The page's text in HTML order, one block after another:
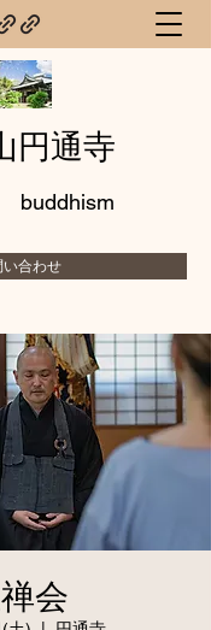
円通寺
buddhism
い合わせ
会